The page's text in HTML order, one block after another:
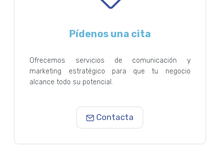
Pídenos una cita
Ofrecemos servicios de comunicación y
marketing estratégico para que tu negocio
alcance todo su potencial.
Contacta